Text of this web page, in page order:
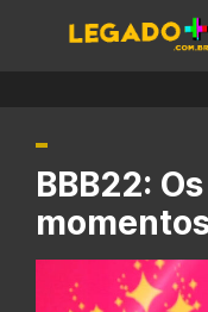
BBB22: